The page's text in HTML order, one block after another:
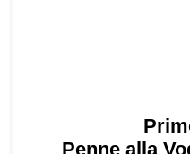
Penne alla